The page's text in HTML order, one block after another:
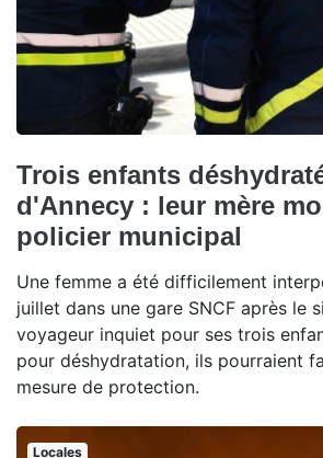
Trois enfants
d'Annecy : leur mère
policier municipal
Une femme a été difficilement
juillet dans une gare SNCF après le
voyageur inquiet pour ses trois
pour déshydratation, ils pourraient
mesure de protection.
Locales